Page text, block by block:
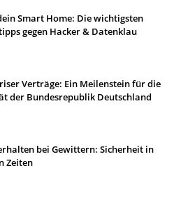
Smart Home: Die wichtigsten
gegen Hacker & Datenklau
Verträge: Ein Meilenstein für die
der Bundesrepublik Deutschland
bei Gewittern: Sicherheit in
Zeiten